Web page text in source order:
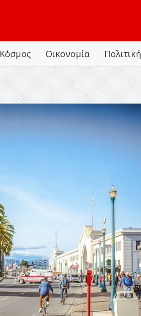
Κόσμος Οικονομία Πολιτική